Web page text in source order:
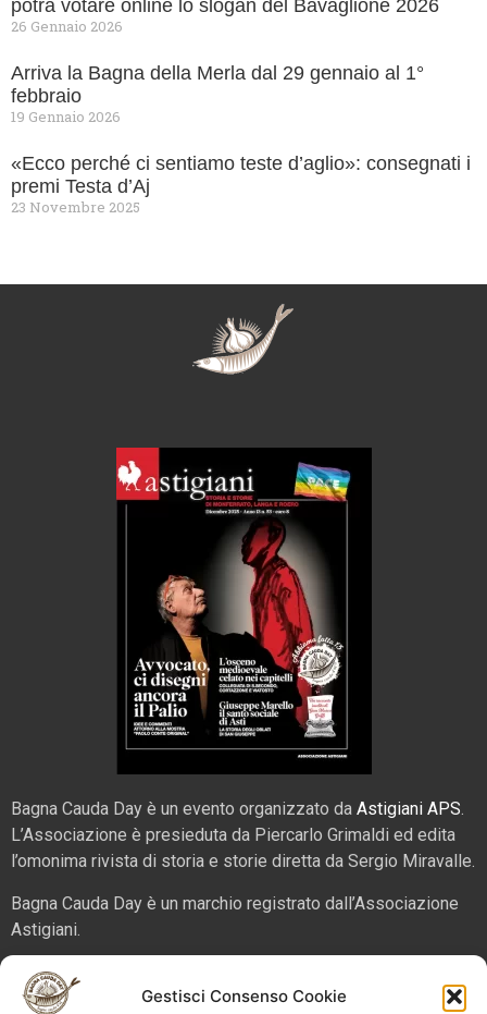
Gestisci Consenso Cookie
potrà votare online lo slogan del Bavaglione 2026
26 Gennaio 2026
Arriva la Bagna della Merla dal 29 gennaio al 1°
febbraio
19 Gennaio 2026
«Ecco perché ci sentiamo teste d’aglio»: consegnati i
premi Testa d’Aj
23 Novembre 2025
Bagna Cauda Day è un evento organizzato da Astigiani APS.
L’Associazione è presieduta da Piercarlo Grimaldi ed edita
l’omonima rivista di storia e storie diretta da Sergio Miravalle.
Bagna Cauda Day è un marchio registrato dall’Associazione
Astigiani.
La nostra sede è in via San Martino 2 (angolo corso Alfieri),
14100 – Asti. Tel. 324 5654070 emailinfo@bagnacaudaday.it